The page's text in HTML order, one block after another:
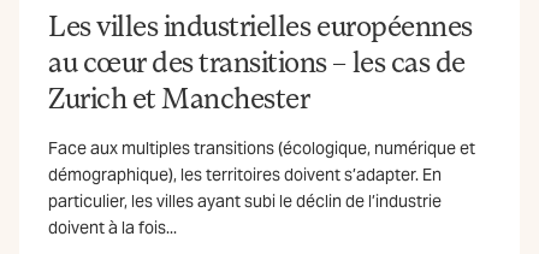
Les villes industrielles européennes
au cœur des transitions – les cas de
Zurich et Manchester
Face aux multiples transitions (écologique, numérique et
démographique), les territoires doivent s’adapter. En
particulier, les villes ayant subi le déclin de l’industrie
doivent à la fois...